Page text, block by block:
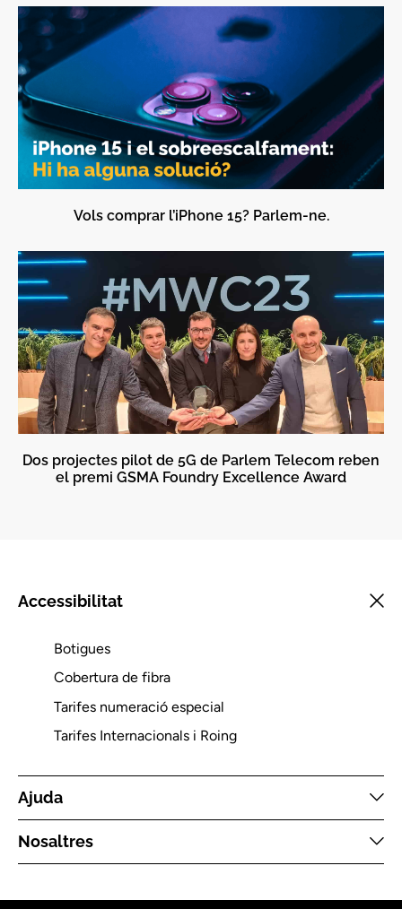
Vols comprar l’iPhone 15? Parlem-ne.
Dos projectes pilot de 5G de Parlem Telecom reben
el premi GSMA Foundry Excellence Award
Accessibilitat
Botigues
Cobertura de fibra
Tarifes numeració especial
Tarifes Internacionals i Roing
Ajuda
Nosaltres